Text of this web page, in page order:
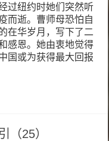
过纽约时她们突然听
而逝。曹师母恐怕自
在华岁月，写下了二
感恩。她由衷地觉得
国或为获得最大回报
（25）